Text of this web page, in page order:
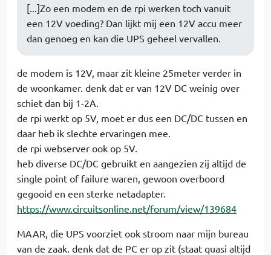
[...]Zo een modem en de rpi werken toch vanuit
een 12V voeding? Dan lijkt mij een 12V accu meer
dan genoeg en kan die UPS geheel vervallen.
de modem is 12V, maar zit kleine 25meter verder in
de woonkamer. denk dat er van 12V DC weinig over
schiet dan bij 1-2A.
de rpi werkt op 5V, moet er dus een DC/DC tussen en
daar heb ik slechte ervaringen mee.
de rpi webserver ook op 5V.
heb diverse DC/DC gebruikt en aangezien zij altijd de
single point of failure waren, gewoon overboord
gegooid en een sterke netadapter.
https://www.circuitsonline.net/forum/view/139684
MAAR, die UPS voorziet ook stroom naar mijn bureau
van de zaak. denk dat de PC er op zit (staat quasi altijd